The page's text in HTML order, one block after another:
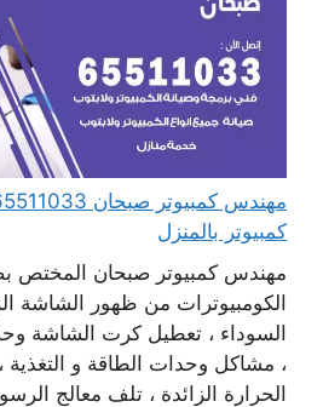
كمبيوتر بالمنزل
مهندس كمبيوتر صبحان المختص
الكومبيوترات من ظهور الشاشة
السوداء ، تعطيل كرت الشاشة
، مشاكل وحدات الطاقة و
الحرارة الزائدة ، تلف معالج